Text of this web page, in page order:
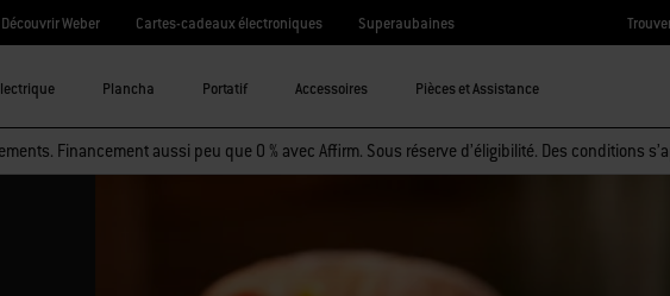
Découvrir Weber Cartes-cadeaux électroniques Superaubaines
Plancha Portatif Accessoires Pièces et Assistance
Financement aussi peu que 0 % avec Affirm. Sous réserve d’éligibilité. Des conditions